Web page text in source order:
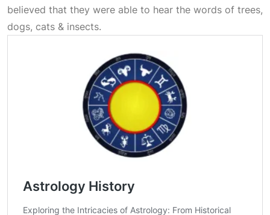
believed that they were able to hear the words of trees,
dogs, cats & insects.